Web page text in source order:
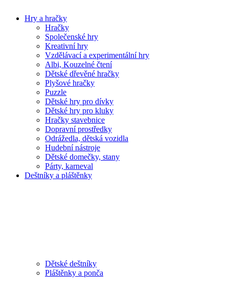
Hry a hračky
Hračky
Společenské hry
Kreativní hry
Vzdělávací a experimentální hry
Albi, Kouzelné čtení
Dětské dřevěné hračky
Plyšové hračky
Puzzle
Dětské hry pro dívky
Dětské hry pro kluky
Hračky stavebnice
Dopravní prostředky
Odrážedla, dětská vozidla
Hudební nástroje
Dětské domečky, stany
Párty, karneval
Deštníky a pláštěnky
Dětské deštníky
Pláštěnky a ponča